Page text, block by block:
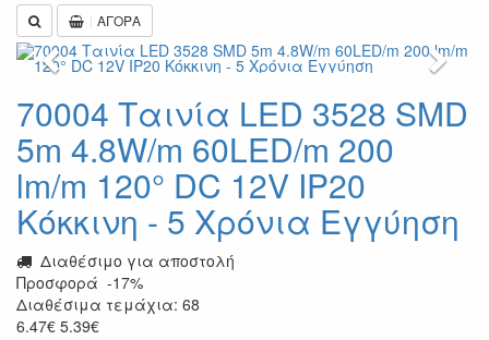
ΑΓΟΡΑ
Previous Next
70004 Ταινία LED 3528 SMD
5m 4.8W/m 60LED/m 200
lm/m 120° DC 12V IP20
Κόκκινη - 5 Χρόνια Εγγύηση
Διαθέσιμο για αποστολή
Προσφορά -17%
Διαθέσιμα τεμάχια: 68
6.47€ 5.39€